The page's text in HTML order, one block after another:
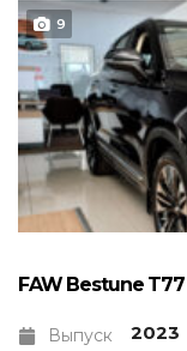
9
FAW Bestune T77
Выпуск 2023